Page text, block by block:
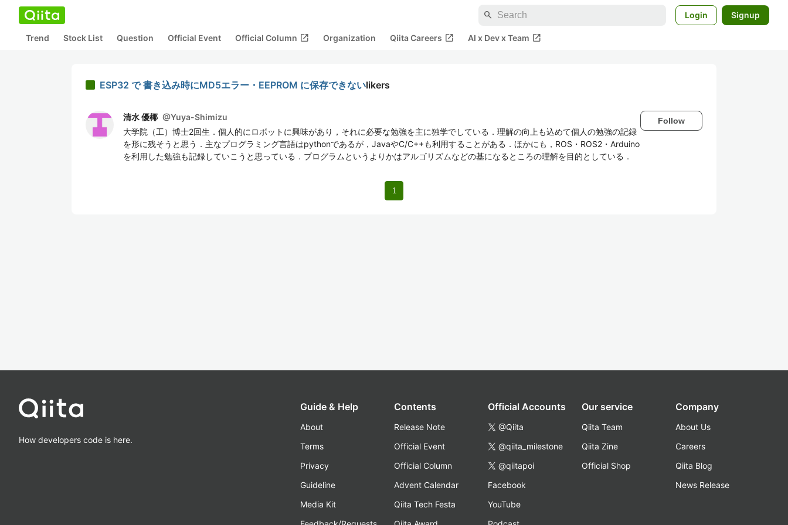
search Login Signup
Trend Stock List Question Official Event Official Column open_in_new Organization Qiita Careers open_in_new AI x Dev x Team open_in_new
ESP32 で 書き込み時にMD5エラー・EEPROM に保存できないlikers
清水 優椰 @Yuya-Shimizu
大学院（工）博士2回生．個人的にロボットに興味があり，それに必要な勉強を主に独学でしている．理解の向上も込めて個人の勉強の記録
を形に残そうと思う．主なプログラミング言語はpythonであるが，JavaやC/C++も利用することがある．ほかにも，ROS・ROS2・Arduino
を利用した勉強も記録していこうと思っている．プログラムというよりかはアルゴリズムなどの基になるところの理解を目的としている．
Follow
1
How developers code is here.
Guide & Help
About
Terms
Privacy
Guideline
Media Kit
Contents
Release Note
Official Event
Official Column
Advent Calendar
Qiita Tech Festa
Official Accounts
@Qiita
@qiita_milestone
@qiitapoi
Facebook
YouTube
Our service
Qiita Team
Qiita Zine
Official Shop
Company
About Us
Careers
Qiita Blog
News Release